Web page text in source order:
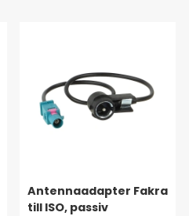
Antennaadapter Fakra
till ISO, passiv